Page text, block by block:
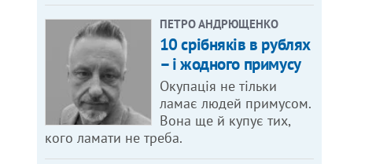
ПЕТРО АНДРЮЩЕНКО
10 срібняків в рублях
– і жодного примусу
Окупація не тільки
ламає людей примусом.
Вона ще й купує тих,
кого ламати не треба.